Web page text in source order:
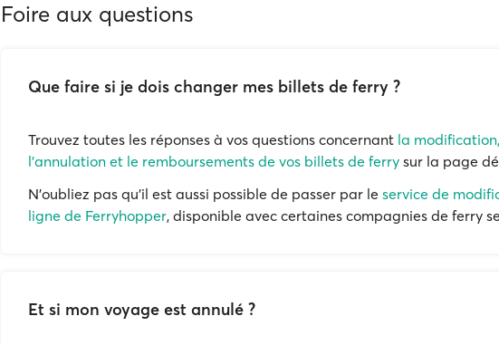
Foire aux questions
Que faire si je dois changer mes billets de ferry ?
Trouvez toutes les réponses à vos questions concernant la modification,
l'annulation et le remboursements de vos billets de ferry sur la page
N'oubliez pas qu'il est aussi possible de passer par le service de
ligne de Ferryhopper, disponible avec certaines compagnies de ferry
Et si mon voyage est annulé ?